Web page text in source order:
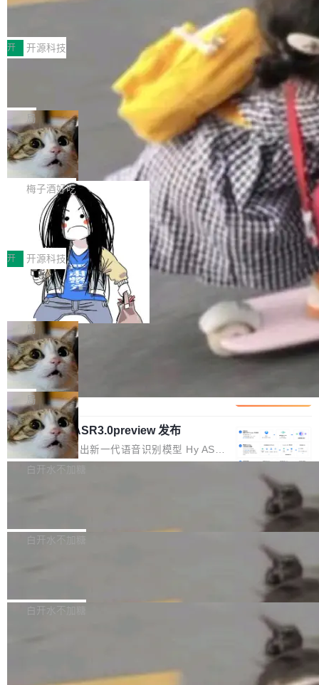
传输性能最高提升5倍。UCL-MPComm底层基
于自研UCL-Engine通信引擎，后续腾讯网平将
持续开源更多基于UCL-Engine的高性能通信组
件。 腾讯网平团队在UCL-MPComm中实现了一
个独立于业务线程的全局通信引擎（Engine），
创新与落地成效成功入选。 全链路私有化部署，
助力企业AI研发安全落地 当前，越来越多企业已
经开始引入 AI Coding 工具，通过调用公有云模
型或企业内部部署模型提升研发效率。但随着 AI
Coding 从个人辅助工具逐步走向团队级、组织
级应用，企业在规模化落地过程中，对安全性、
可控性和代码质量提出了更高要求。 首先是数据
安全与合规要求。对于大多数普通研发场景，公
有云模型能够满足快速试用和效率提升的需求。
但对于金融、能源、医疗等对数据安全要求较...
深信服AI算力网关入选工信部人工智能
前不久，工业和信息化部正式发布《2025年人工
智能应用典型案例名单》，集中展示人工智能在
各领域的应用成果，覆盖技术底座、行业赋能、
产品应用、支撑保障、专题等五大方向。深信服
AI算力网关（AI创新平台）成功入选！ 随着各行
各业的Agent走向规模化建设，算力构成形态逐
渐丰富，用户关注的重点也在发生变化：不只是
让AI用起来，还要进一步看清混合算力时代下，
Token花在哪里、算力是否被充分利用，以及持
续增长的AI成本该如何优化。 深信服AI算力网关
正是围绕这些实际问题，从Token治理和成本治
理两个方面，让用户的每一份算力都看得清、管
得住、用得稳、省得下、更安全！ 一、从现在开
始，Token使用一目...
开 开源科技
Jeff Dean 离开 Google：一个时代的结
束，一个实验室的开始
Google 员工编号 20。MapReduce 作者之一。
Bigtable 作者之一。TensorFlow 的作者之一。
Gemini 的架构师。Google 首席科学家。 Jeff D
ean 在 Google 工作了 27 年后，宣布离职。 他
不是一个人走。一同离开的还有 Sanjay Ghema
wat（Google 员工编号 23，Jeff Dean 二十多
年的编程搭档，MapReduce 和 Bigtable 的共同
作者）、Quoc Le（Google 大脑核心成员，Se
q2Seq 和 DocAI 的共同发明人）以及 Oriol Vin
yals（Gemini 联合负责人，AlphaSta...
局
🔥 SolonCode v2026.8.4 发布：界面
字体可调、22 种语言、记忆搜索增强
打开终端就能上岗的全中文编码智能体，这一轮
把「看得清、用母语、记得住」三件事一次补
齐。 SolonCode 是什么 SolonCode 是杭州无
耳科技研发的企业级终端编码智能体——一位全
中文驱动的数字员工，自主理解需求、规划步
骤、编写代码。不挑模型、不挑平台，curl 一行
装完即用。 开源地址：Gitee · GitCode · GitHu
b 安装 支持 Java 8+（8~26）、macOS / Linu
x / Windows / Harmony PC。 # macOS / Linu
x / Harmony PC curl -fsSL https://solon.noea
r.org/solon...
梅子酒好吃
让“代码语义理解”深度释放AI Coding
价值潜能：华为云码道（CodeArts）
代码仓技术解析
一、代码仓深度理解技术的作用与价值 在软件工
程实践中，代码仓是企业核心知识资产的主要载
体。企业级代码仓库通常包含数十万乃至数百万
个文件，其规模远超单次模型调用可承载的上下
文窗口。随着项目规模的持续扩张与代码历史的
不断累积，代码仓中的模块关系、接口契约、业
务逻辑等关键信息往往分散于数十乃至数百个文
件之中，形成高度复杂的知识关联网络。传统的
代码检索手段（如关键词匹配、目录遍历）仅能
在语法层面完成文本定位，难以触及代码的语义
内涵与结构关联，导致开发者使用代码智能体在
理解大规模代码仓时面临显著"代码仓理解"瓶
颈。 代码仓深度理解服务（以下简称" CodeBas
e深度理解服务"）是华为云码道（CodeA...
开 开源科技
一条“删库”命令跑 17 小时，算法工程
师删光 89TB 数据只为干私活
最高人民检察院8月4日公布了一起案件：北京一
名90后算法工程师王某，为了给自己接的私活腾
服务器空间，删光了公司AI游戏部门的全部核心
数据。 王某2024年1月入职东城区某科技公司AI
短剧部门，有互联网大厂背景。在公司内部架构
调整期间，部门三次通知全员将数据从A集群迁
移到B集群，王某都回复了"收到"。 他没有迁移
数据。2024年9月3日下午4点，他使用此前登录
的账号密码进入A集群，输入了一条被程序员圈
称为"删库跑路"的命令——最高管理员权限、无
自研的多个文生3D和...
局
Cloudflare 分享推理优化实践：KV ca
che 量化 + 权重压缩，吞吐量提升 4
1%，成本降 30%
Kimi 和 GLM 是当前最强的大模型系列之一，但
它们有一个共同的问题：太吃显存了。月之暗面
的 Kimi K 系列和智谱的 GLM 都是长上下文、M
oE 架构的大模型，好用到让人上瘾，但 GPU 显
存永远不够用。 Cloudflare 的 Workers AI 团队
一直在跑这些模型的推理。他们在官方博客上发
整性保护。效果是：吞吐量提升 41%，每 token
局
腾讯混元 Hy ASR3.0preview 发布
腾讯混元正式推出新一代语音识别模型 Hy ASR
3.0preview。基于最新一代大语言模型 Hy3 的
让语音识别不再只是听清，而是真正听懂。通过
w 不要求标准普通话，方言识别覆盖粤语、吴语
白开水不加糖
新和少量网页兼容性修复版本。 Changes/fixe
容提供的字体时出现的几个问题 为避免音频加
质的最低采样率）的音频格式将被拒绝 修复了 C
白开水不加糖
发布的 Release Notes，他利用 AI 工具（如 Co
最强的若干项。对于尚未正式发版的 PG 19，则
白开水不加糖